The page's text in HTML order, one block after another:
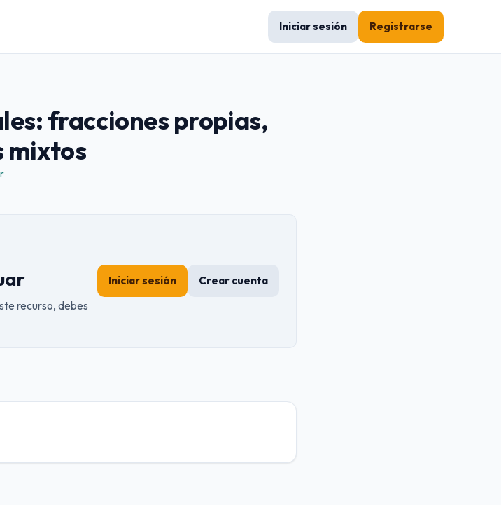
Iniciar sesión Registrarse
fracciones propias,
mixtos
recurso, debes
Iniciar sesión Crear cuenta